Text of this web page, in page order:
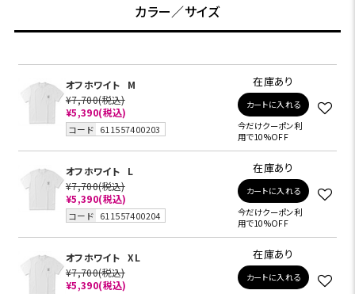
カラー／サイズ
オフホワイト
M
¥7,700(税込)
¥5,390(税込)
コード 611557400203
在庫あり
カートに入れる
今だけクーポン利
用で10%OFF
オフホワイト
L
¥7,700(税込)
¥5,390(税込)
コード 611557400204
在庫あり
カートに入れる
今だけクーポン利
用で10%OFF
オフホワイト
XL
¥7,700(税込)
¥5,390(税込)
在庫あり
カートに入れる